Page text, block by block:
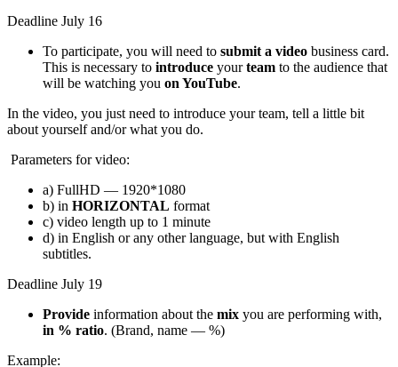
Deadline July 16
To participate, you will need to submit a video business card.
This is necessary to introduce yourteam to the audience that
will be watching you on YouTube.
In the video, you just need to introduce your team, tell a little bit
about yourself and/or what you do.
Parameters for video:
a) FullHD — 1920*1080
b) in HORIZONTAL format
c) video length up to 1 minute
d) in English or any other language, but with English
subtitles.
Deadline July 19
Provide information about the mix you are performing with,
in % ratio. (Brand, name — %)
Example: